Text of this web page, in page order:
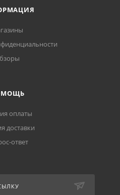
оплаты
доставки
ответ